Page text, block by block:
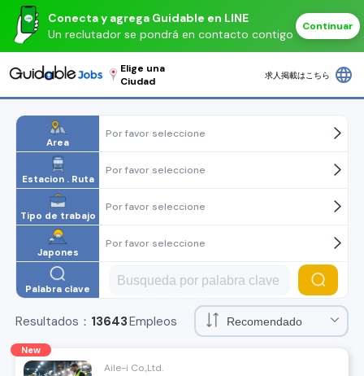
Conecta y agrega Guidable en LINE
Un reclutador se pondrá en contacto contigo
Continuar
Elige una
Ciudad
求人掲載はこちら language
Area
Por favor seleccione
Estacion . Ruta
Por favor seleccione
Tipo de trabajo
Por favor seleccione
Japones
Por favor seleccione
Palabra clave
Resultados： 13643Empleos
New
Aile-i Co.,Ltd.